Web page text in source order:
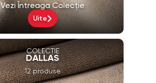
Vezi Întreaga Colecție
Uite
COLECȚIE
DALLAS
12 produse